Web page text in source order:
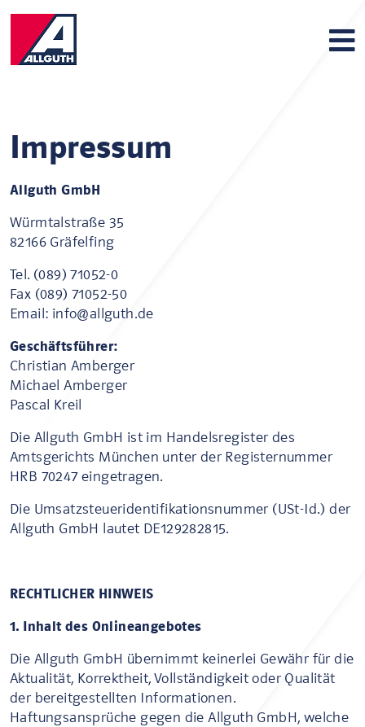
Impressum
Allguth GmbH
Würmtalstraße 35
82166 Gräfelfing
Tel. (089) 71052-0
Fax (089) 71052-50
Email: info@allguth.de
Geschäftsführer:
Christian Amberger
Michael Amberger
Pascal Kreil
Die Allguth GmbH ist im Handelsregister des
Amtsgerichts München unter der Registernummer
HRB 70247 eingetragen.
Die Umsatzsteueridentifikationsnummer (USt-Id.) der
Allguth GmbH lautet DE129282815.
RECHTLICHER HINWEIS
1. Inhalt des Onlineangebotes
Die Allguth GmbH übernimmt keinerlei Gewähr für die
Aktualität, Korrektheit, Vollständigkeit oder Qualität
der bereitgestellten Informationen.
Haftungsansprüche gegen die Allguth GmbH, welche